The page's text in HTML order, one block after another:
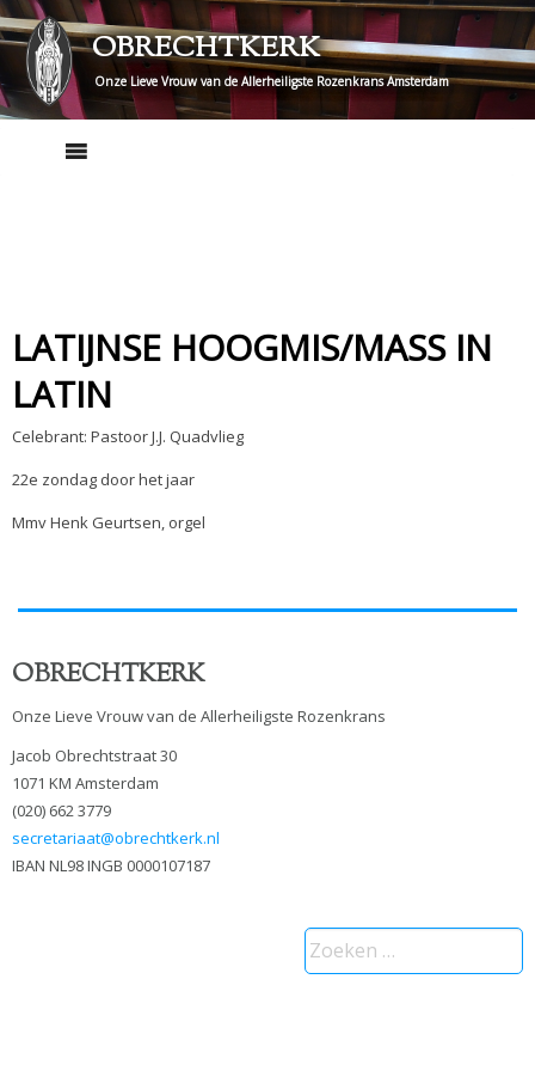
Skip
to
content
OBRECHTKERK
Onze Lieve Vrouw van de Allerheiligste Rozenkrans Amsterdam
LATIJNSE HOOGMIS/MASS IN
LATIN
Celebrant: Pastoor J.J. Quadvlieg
22e zondag door het jaar
Mmv Henk Geurtsen, orgel
OBRECHTKERK
Onze Lieve Vrouw van de Allerheiligste Rozenkrans
Jacob Obrechtstraat 30
1071 KM Amsterdam
(020) 662 3779
secretariaat@obrechtkerk.nl
IBAN NL98 INGB 0000107187
Zoeken
naar: